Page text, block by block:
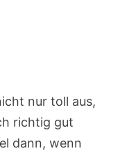
nur toll aus,
richtig gut
dann, wenn